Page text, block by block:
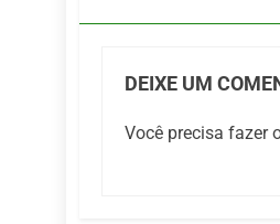
DEIXE UM
Você precisa fazer